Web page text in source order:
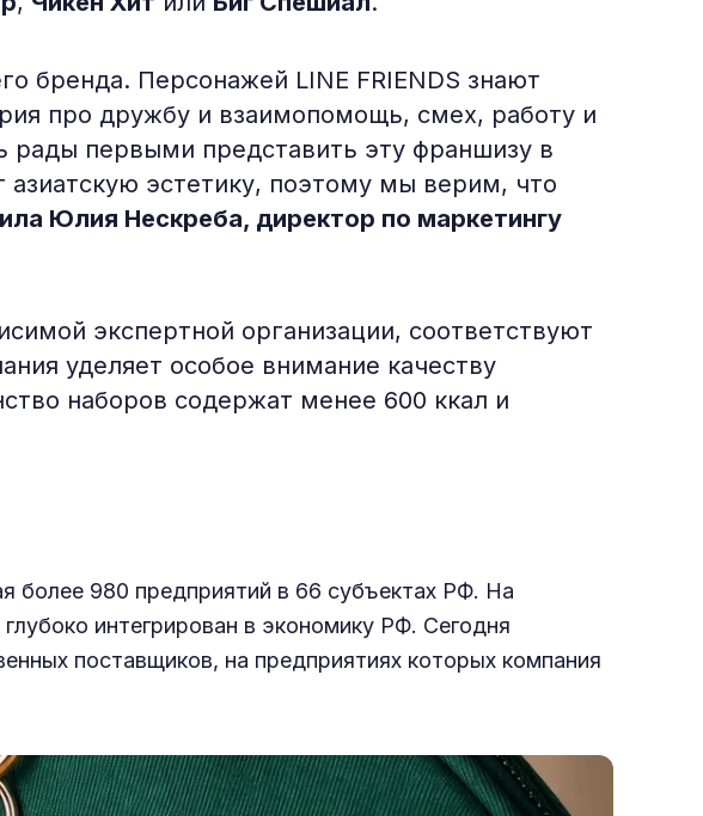
бренда. Персонажей LINE FRIENDS знают
про дружбу и взаимопомощь, смех, работу и
рады первыми представить эту франшизу в
эстетику, поэтому мы верим, что
Юлия Нескреба, директор по маркетингу
экспертной организации, соответствуют
уделяет особое внимание качеству
наборов содержат менее 600 ккал и
более 980 предприятий в 66 субъектах РФ. На
интегрирован в экономику РФ. Сегодня
поставщиков, на предприятиях которых компания